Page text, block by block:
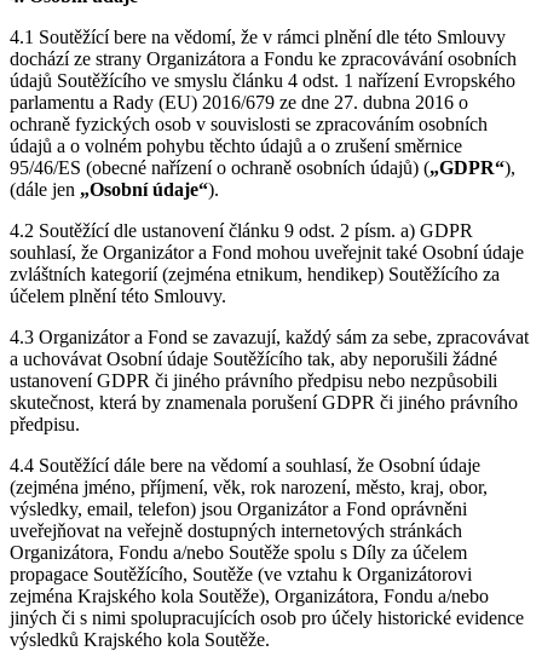
4.1 Soutěžící bere na vědomí, že v rámci plnění dle této Smlouvy
dochází ze strany Organizátora a Fondu ke zpracovávání osobních
údajů Soutěžícího ve smyslu článku 4 odst. 1 nařízení Evropského
parlamentu a Rady (EU) 2016/679 ze dne 27. dubna 2016 o
ochraně fyzických osob v souvislosti se zpracováním osobních
údajů a o volném pohybu těchto údajů a o zrušení směrnice
95/46/ES (obecné nařízení o ochraně osobních údajů) („GDPR“),
(dále jen „Osobní údaje“).
4.2 Soutěžící dle ustanovení článku 9 odst. 2 písm. a) GDPR
souhlasí, že Organizátor a Fond mohou uveřejnit také Osobní údaje
zvláštních kategorií (zejména etnikum, hendikep) Soutěžícího za
účelem plnění této Smlouvy.
4.3 Organizátor a Fond se zavazují, každý sám za sebe, zpracovávat
a uchovávat Osobní údaje Soutěžícího tak, aby neporušili žádné
ustanovení GDPR či jiného právního předpisu nebo nezpůsobili
skutečnost, která by znamenala porušení GDPR či jiného právního
předpisu.
4.4 Soutěžící dále bere na vědomí a souhlasí, že Osobní údaje
(zejména jméno, příjmení, věk, rok narození, město, kraj, obor,
výsledky, email, telefon) jsou Organizátor a Fond oprávněni
uveřejňovat na veřejně dostupných internetových stránkách
Organizátora, Fondu a/nebo Soutěže spolu s Díly za účelem
propagace Soutěžícího, Soutěže (ve vztahu k Organizátorovi
zejména Krajského kola Soutěže), Organizátora, Fondu a/nebo
jiných či s nimi spolupracujících osob pro účely historické evidence
výsledků Krajského kola Soutěže.